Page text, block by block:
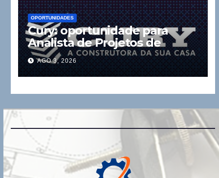
OPORTUNIDADES
Cury: oportunidade para
Analista de Projetos de
Instalações
AGO 3, 2026